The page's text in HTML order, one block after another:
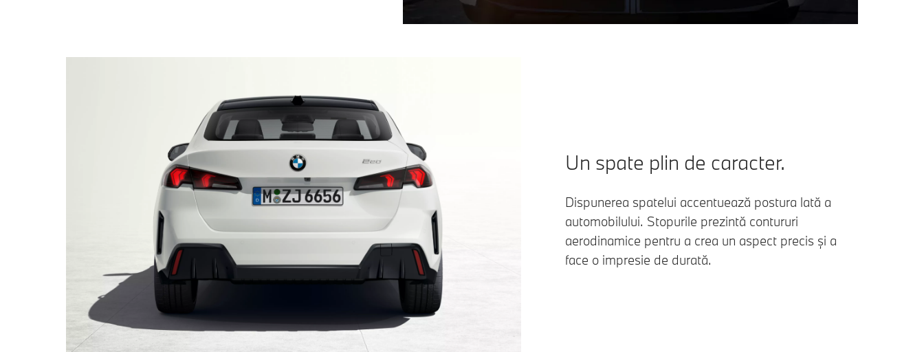
Un spate plin de caracter.
Dispunerea spatelui accentuează postura lată a
automobilului. Stopurile prezintă contururi
aerodinamice pentru a crea un aspect precis și a
face o impresie de durată.